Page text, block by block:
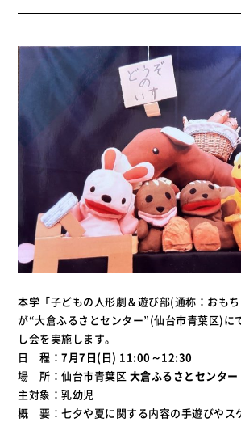
学
本学「子どもの人形劇＆遊び部(通称：おもち
が“大倉ふるさとセンター”(仙台市青葉区)に
し会を実施します。
日 程：7月7日(日) 11:00～12:30
場 所：仙台市青葉区 大倉ふるさとセンター
主対象：乳幼児
概 要：七夕や夏に関する内容の手遊びやス